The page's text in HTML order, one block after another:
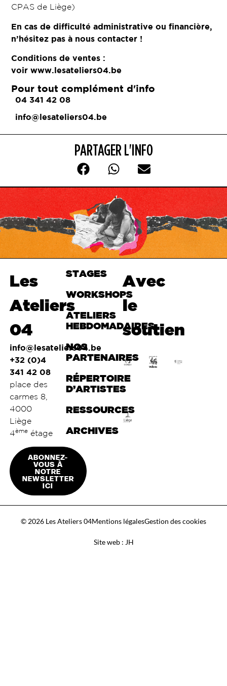
CPAS de Liège)
En cas de difficulté administrative ou financière,
n’hésitez pas à nous contacter !
Conditions de ventes :
voirwww.lesateliers04.be
Pour tout complément d'info
04 341 42 08
info@lesateliers04.be
PARTAGER L'INFO
Les
Ateliers
04
info@lesateliers04.be
+32 (0)4
341 42 08
place des
carmes 8,
4000
Liège
4èmeétage
ABONNEZ-
VOUS À
NOTRE
NEWSLETTER
ICI
STAGES
WORKSHOPS
ATELIERS
HEBDOMADAIRES
NOS
PARTENAIRES
RÉPERTOIRE
D’ARTISTES
RESSOURCES
ARCHIVES
Avec
le
soutien
© 2026 Les Ateliers 04Mentions légalesGestion des cookies
Site web : JH